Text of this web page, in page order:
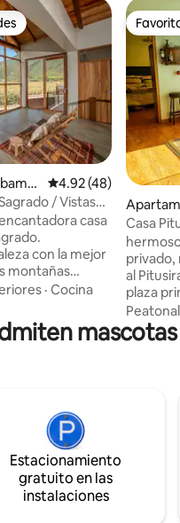
Calificación
4.92 (48)
/ Vistas
casa
con la mejor
montañas
poner 3
· Cocina
Casa
privado,
al
plaza
para
trekking
historia
el
Peatonal
Estacionamiento
gratuito en las
instalaciones